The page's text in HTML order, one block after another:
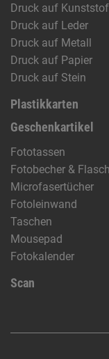
Druck auf
Druck auf Leder
Druck auf Metall
Druck auf Papier
Druck auf Stein
Plastikkarten
Geschenkartikel
Fototassen
Fotobecher &
Microfasertücher
Fotoleinwand
Taschen
Mousepad
Fotokalender
Scan